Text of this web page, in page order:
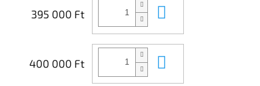
395 000 Ft
400 000 Ft